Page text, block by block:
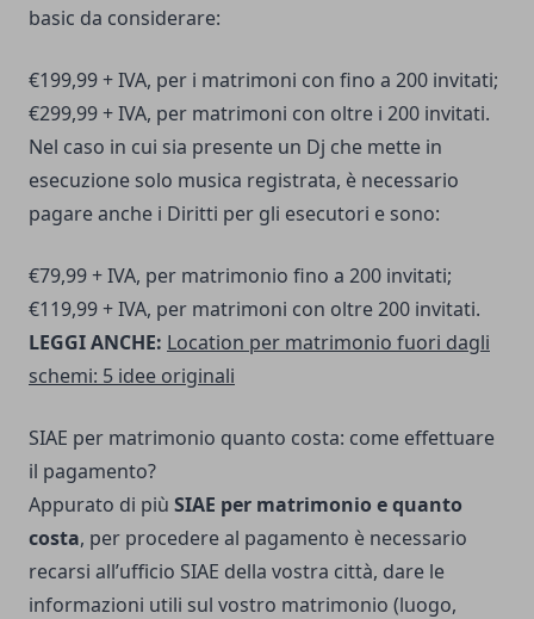
basic da considerare:
€199,99 + IVA, per i matrimoni con fino a 200 invitati;
€299,99 + IVA, per matrimoni con oltre i 200 invitati.
Nel caso in cui sia presente un Dj che mette in
esecuzione solo musica registrata, è necessario
pagare anche i Diritti per gli esecutori e sono:
€79,99 + IVA, per matrimonio fino a 200 invitati;
€119,99 + IVA, per matrimoni con oltre 200 invitati.
LEGGI ANCHE: Location per matrimonio fuori dagli
schemi: 5 idee originali
SIAE per matrimonio quanto costa: come effettuare
il pagamento?
Appurato di più SIAE per matrimonio e quanto
costa, per procedere al pagamento è necessario
recarsi all’ufficio SIAE della vostra città, dare le
informazioni utili sul vostro matrimonio (luogo,